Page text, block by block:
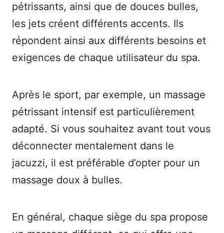
pétrissants, ainsi que de douces bulles,
les jets créent différents accents. Ils
répondent ainsi aux différents besoins et
exigences de chaque utilisateur du spa.
Après le sport, par exemple, un massage
pétrissant intensif est particulièrement
adapté. Si vous souhaitez avant tout vous
déconnecter mentalement dans le
jacuzzi, il est préférable d’opter pour un
massage doux à bulles.
En général, chaque siège du spa propose